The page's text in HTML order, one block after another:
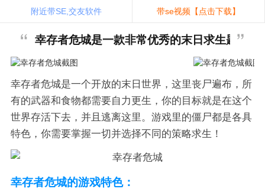
附近带SE,交友软件 带se视频【点击下载】
幸存者危城是一款非常优秀的末日求生题材的
幸存者危城是一个开放的末日世界，这里丧尸遍布，所
有的武器和食物都需要自力更生，你的目标就是在这个
世界存活下去，并且逃离这里。游戏里的僵尸都是各具
特色，你需要掌握一切并选择不同的策略求生！
幸存者危城的游戏特色：